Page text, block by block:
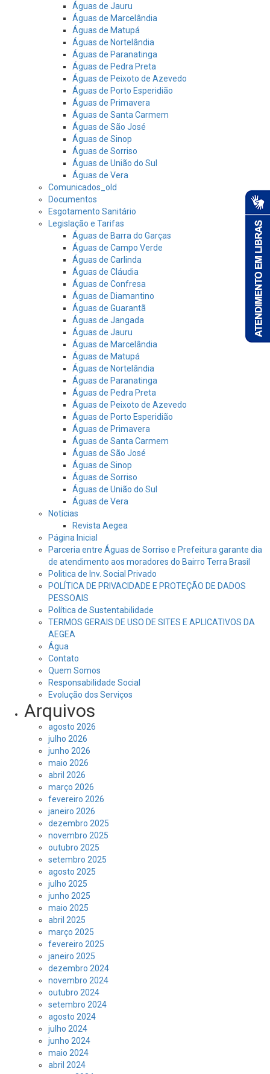
Águas de Jauru
Águas de Marcelândia
Águas de Matupá
Águas de Nortelândia
Águas de Paranatinga
Águas de Pedra Preta
Águas de Peixoto de Azevedo
Águas de Porto Esperidião
Águas de Primavera
Águas de Santa Carmem
Águas de São José
Águas de Sinop
Águas de Sorriso
Águas de União do Sul
Águas de Vera
Comunicados_old
Documentos
Esgotamento Sanitário
Legislação e Tarifas
Águas de Barra do Garças
Águas de Campo Verde
Águas de Carlinda
Águas de Cláudia
Águas de Confresa
Águas de Diamantino
Águas de Guarantã
Águas de Jangada
Águas de Jauru
Águas de Marcelândia
Águas de Matupá
Águas de Nortelândia
Águas de Paranatinga
Águas de Pedra Preta
Águas de Peixoto de Azevedo
Águas de Porto Esperidião
Águas de Primavera
Águas de Santa Carmem
Águas de São José
Águas de Sinop
Águas de Sorriso
Águas de União do Sul
Águas de Vera
Notícias
Revista Aegea
Página Inicial
Parceria entre Águas de Sorriso e Prefeitura garante dia
de atendimento aos moradores do Bairro Terra Brasil
Politica de Inv. Social Privado
POLÍTICA DE PRIVACIDADE E PROTEÇÃO DE DADOS
PESSOAIS
Política de Sustentabilidade
TERMOS GERAIS DE USO DE SITES E APLICATIVOS DA
AEGEA
Água
Contato
Quem Somos
Responsabilidade Social
Evolução dos Serviços
Arquivos
agosto 2026
julho 2026
junho 2026
maio 2026
abril 2026
março 2026
fevereiro 2026
janeiro 2026
dezembro 2025
novembro 2025
outubro 2025
setembro 2025
agosto 2025
julho 2025
junho 2025
maio 2025
abril 2025
março 2025
fevereiro 2025
janeiro 2025
dezembro 2024
novembro 2024
outubro 2024
setembro 2024
agosto 2024
julho 2024
junho 2024
maio 2024
abril 2024